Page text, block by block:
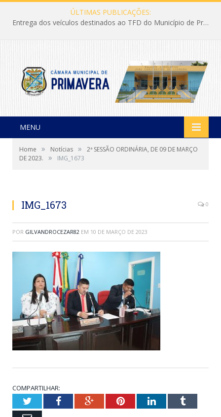
ÚLTIMAS PUBLICAÇÕES:
Entrega dos veículos destinados ao TFD do Município de Primavera
MENU
Home » Notícias »
2ª SESSÃO ORDINÁRIA, DE 09 DE MARÇO
DE 2023.
» IMG_1673
IMG_1673 0
POR GILVANDROCEZAR82 EM 10 DE MARÇO DE 2023
COMPARTILHAR:
TwitterFacebookGoogle+PinterestLinkedInTumblr